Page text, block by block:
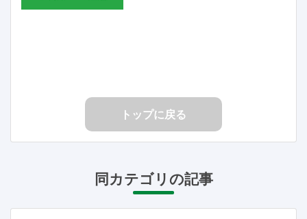
トップに戻る
同カテゴリの記事